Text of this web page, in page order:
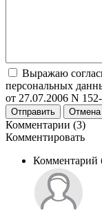
Выражаю
персональных
от 27.07.2006 N
Отправить Отмена
Комментарии (3)
Комментировать
Комментарий